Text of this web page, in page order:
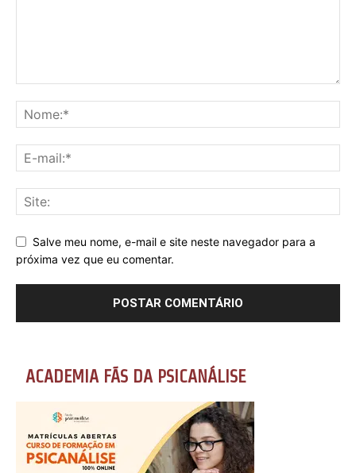
Salve meu nome, e-mail e site neste navegador para a
próxima vez que eu comentar.
ACADEMIA FÃS DA PSICANÁLISE